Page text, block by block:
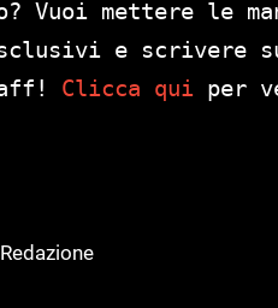
Vuoi mettere le
e scrivere
Clicca qui per